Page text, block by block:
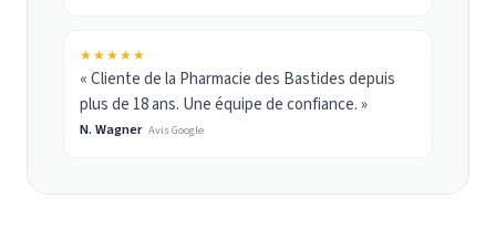
★★★★★
« Cliente de la Pharmacie des Bastides depuis
plus de 18 ans. Une équipe de confiance. »
N. Wagner Avis Google